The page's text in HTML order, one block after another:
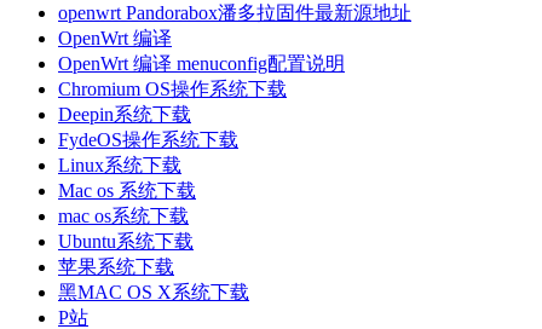
openwrt Pandorabox潘多拉固件最新源地址
OpenWrt 编译
OpenWrt 编译 menuconfig配置说明
Chromium OS操作系统下载
Deepin系统下载
FydeOS操作系统下载
Linux系统下载
Mac os 系统下载
mac os系统下载
Ubuntu系统下载
苹果系统下载
黑MAC OS X系统下载
P站